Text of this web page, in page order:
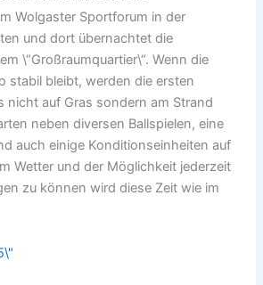
Wolgaster Sportforum in der
und dort übernachtet die
\“Großraumquartier\“. Wenn die
stabil bleibt, werden die ersten
nicht auf Gras sondern am Strand
neben diversen Ballspielen, eine
auch einige Konditionseinheiten auf
Wetter und der Möglichkeit jederzeit
zu können wird diese Zeit wie im